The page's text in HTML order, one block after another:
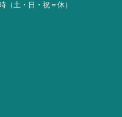
（土・日・祝＝休）